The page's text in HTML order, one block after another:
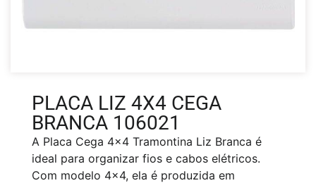
PLACA LIZ 4X4 CEGA
BRANCA 106021
A Placa Cega 4×4 Tramontina Liz Branca é
ideal para organizar fios e cabos elétricos.
Com modelo 4×4, ela é produzida em